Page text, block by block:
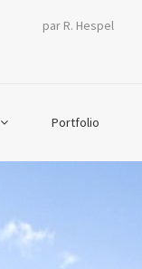
par R. Hespel
Portfolio